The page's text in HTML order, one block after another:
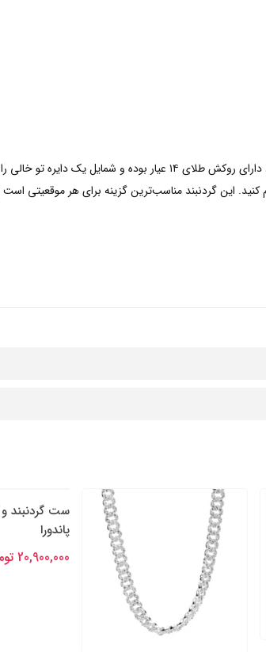
استایلی ظریف و زیبا با گردنبند نگین‌دار دایره‌ طلایی پاندورا داشته باشید.این گردنبند که به صورت دستی ساخته می‌شود
این گردنبند مناسب‌ترین گزینه برای هر موقعیتی است